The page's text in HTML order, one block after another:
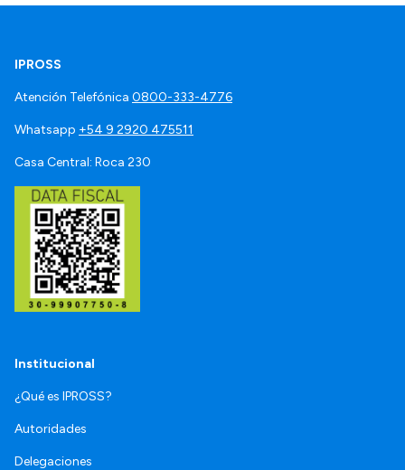
IPROSS
Atención Telefónica 0800-333-4776
Whatsapp +54 9 2920 475511
Casa Central: Roca 230
Institucional
¿Qué es IPROSS?
Autoridades
Delegaciones